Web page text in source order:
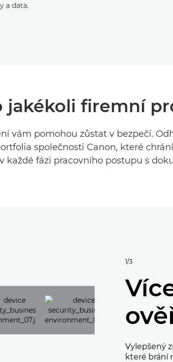
a data.
jakékoli firemní
vám pomohou zůstat v bezpečí.
společnosti Canon, které
v každé fázi pracovního postupu s
1/3
Vylepšený
které brání